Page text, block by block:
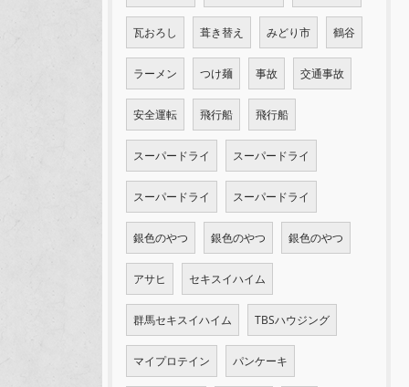
瓦おろし 葺き替え みどり市 鶴谷
ラーメン つけ麺 事故 交通事故
安全運転 飛行船 飛行船
スーパードライ スーパードライ
スーパードライ スーパードライ
銀色のやつ 銀色のやつ 銀色のやつ
アサヒ セキスイハイム
群馬セキスイハイム TBSハウジング
マイプロテイン パンケーキ